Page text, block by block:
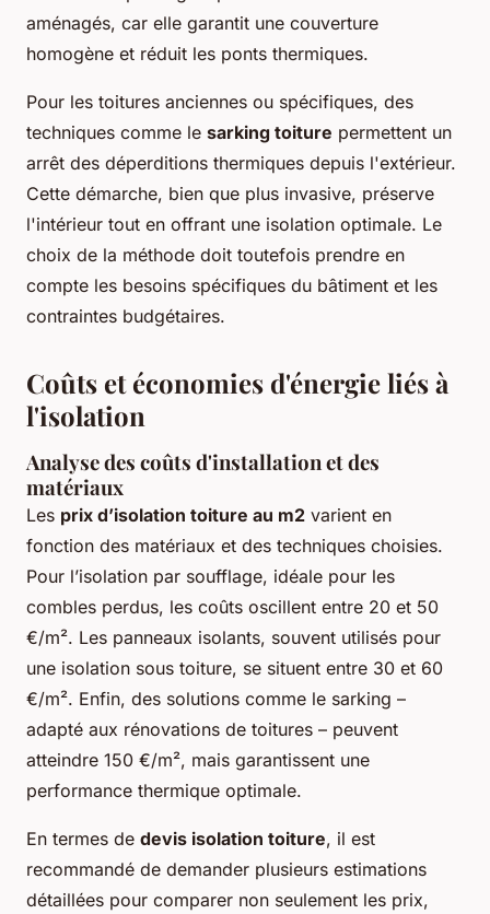
aménagés, car elle garantit une couverture
homogène et réduit les ponts thermiques.
Pour les toitures anciennes ou spécifiques, des
techniques comme le sarking toiture permettent un
arrêt des déperditions thermiques depuis l'extérieur.
Cette démarche, bien que plus invasive, préserve
l'intérieur tout en offrant une isolation optimale. Le
choix de la méthode doit toutefois prendre en
compte les besoins spécifiques du bâtiment et les
contraintes budgétaires.
Coûts et économies d'énergie liés à
l'isolation
Analyse des coûts d'installation et des
matériaux
Les prix d’isolation toiture au m2 varient en
fonction des matériaux et des techniques choisies.
Pour l’isolation par soufflage, idéale pour les
combles perdus, les coûts oscillent entre 20 et 50
€/m². Les panneaux isolants, souvent utilisés pour
une isolation sous toiture, se situent entre 30 et 60
€/m². Enfin, des solutions comme le sarking –
adapté aux rénovations de toitures – peuvent
atteindre 150 €/m², mais garantissent une
performance thermique optimale.
En termes de devis isolation toiture, il est
recommandé de demander plusieurs estimations
détaillées pour comparer non seulement les prix,